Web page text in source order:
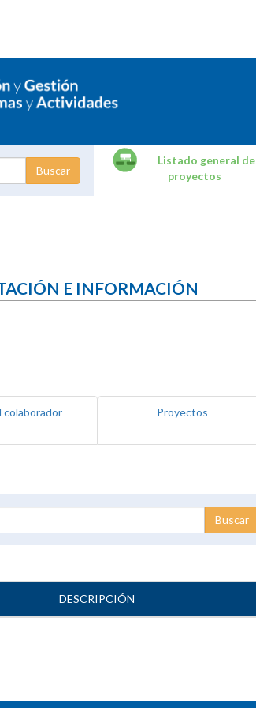
Listado general de
proyectos
E INFORMACIÓN
colaborador Proyectos
DESCRIPCIÓN